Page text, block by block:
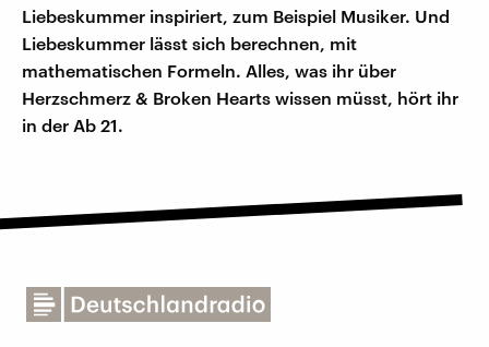
Liebeskummer inspiriert, zum Beispiel Musiker. Und
Liebeskummer lässt sich berechnen, mit
mathematischen Formeln. Alles, was ihr über
Herzschmerz & Broken Hearts wissen müsst, hört ihr
in der Ab 21.